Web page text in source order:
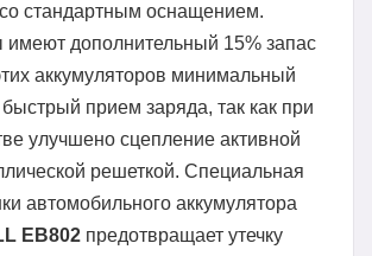
стандартным оснащением.
имеют дополнительный 15% запас
аккумуляторов минимальный
прием заряда, так как при
улучшено сцепление активной
решеткой. Специальная
автомобильного аккумулятора
EB802 предотвращает утечку